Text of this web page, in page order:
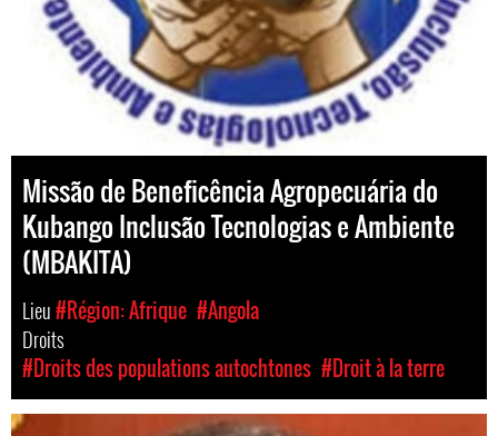
Missão de Beneficência Agropecuária do
Kubango Inclusão Tecnologias e Ambiente
(MBAKITA)
Lieu#Région: Afrique #Angola
Droits
#Droits des populations autochtones #Droit à la terre